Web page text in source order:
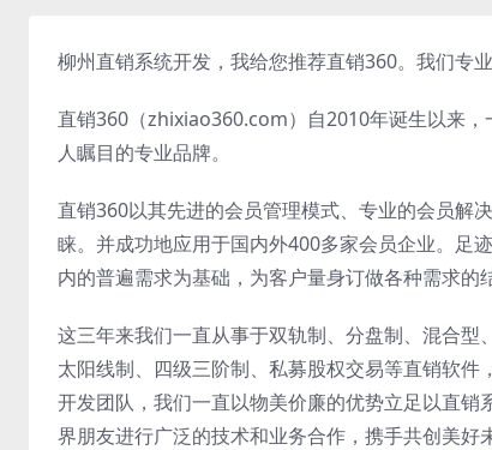
柳州直销系统开发，我给您推荐直销360。我们专
直销360（zhixiao360.com）自2010年诞生以来
人瞩目的专业品牌。
直销360以其先进的会员管理模式、专业的会员解
睐。并成功地应用于国内外400多家会员企业。足
内的普遍需求为基础，为客户量身订做各种需求的
这三年来我们一直从事于双轨制、分盘制、混合型
太阳线制、四级三阶制、私募股权交易等直销软
开发团队，我们一直以物美价廉的优势立足以直
界朋友进行广泛的技术和业务合作，携手共创美好